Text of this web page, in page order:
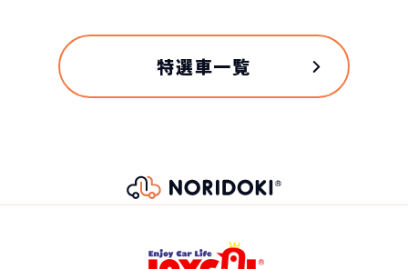
178万円
税込
期でカンタンに乗換えるのが難しくなります。
たとえ、数年で飽きてしまっても、故障が多発するま
で乗り続けている方は多いのではないでしょうか？
乗り換えられるし、故障・車検などの心配をする必要
がありません。また、6年乗るつもりで買ったのに、転
事が発生しても短期契約で乗換えることができるの
駆動方式
M20A
型式
特選車一覧